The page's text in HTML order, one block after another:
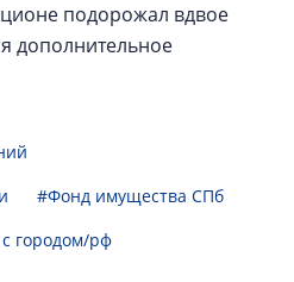
подорожал вдвое
дополнительное
#Фонд имущества СПб
городом/рф